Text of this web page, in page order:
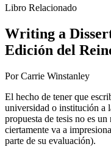
Libro Relacionado
Writing a
Edición del
Por Carrie Winstanley
El hecho de tener que
universidad o institución a
propuesta de tesis no es
ciertamente va a
parte de su evaluación).